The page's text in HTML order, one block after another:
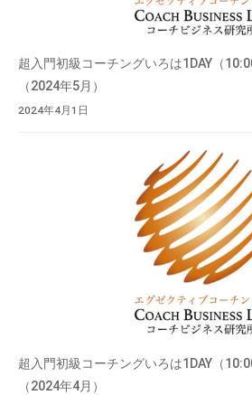
超入門初級コーチングいろは1DAY（
（2024年5月）
2024年4月1日
超入門初級コーチングいろは1DAY（
（2024年4月）